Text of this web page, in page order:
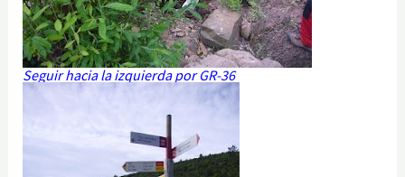
Seguir hacia la izquierda por GR-36